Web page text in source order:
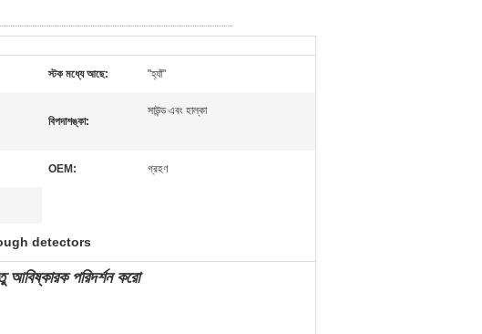
স্টক মধ্যে আছে: "হ্যাঁ"
বিপদাশঙ্কা:
সাউন্ড এবং হাল্কা
OEM: গ্রহণ
detectors
পরিদর্শন করো